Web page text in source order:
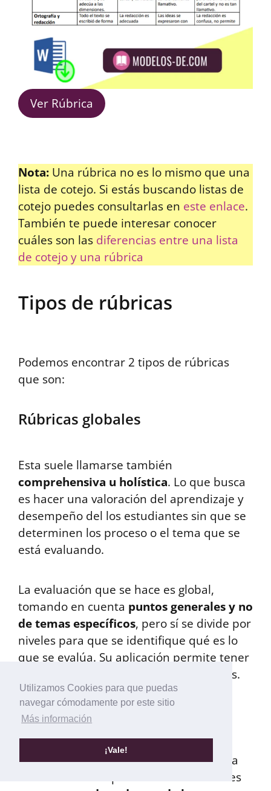
Utilizamos Cookies para que puedas
navegar cómodamente por este sitio
Más información
¡Vale!
Ver Rúbrica
Nota: Una rúbrica no es lo mismo que una
lista de cotejo. Si estás buscando listas de
cotejo puedes consultarlas en este enlace.
También te puede interesar conocer
cuáles son las diferencias entre una lista
de cotejo y una rúbrica
Tipos de rúbricas
Podemos encontrar 2 tipos de rúbricas
que son:
Rúbricas globales
Esta suele llamarse también
comprehensiva u holística. Lo que busca
es hacer una valoración del aprendizaje y
desempeño del los estudiantes sin que se
determinen los proceso o el tema que se
está evaluando.
La evaluación que se hace es global,
tomando en cuenta puntos generales y no
de temas específicos, pero sí se divide por
niveles para que se identifique qué es lo
que se evalúa. Su aplicación permite tener
una visión global de los logros obtenidos.
Rúbrica analítica
A diferencia del tipo anterior, este busca
evaluar el desempeño de los estudiantes